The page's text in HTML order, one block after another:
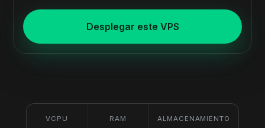
Desplegar este VPS
VCPU RAM ALMACENAMIENTO